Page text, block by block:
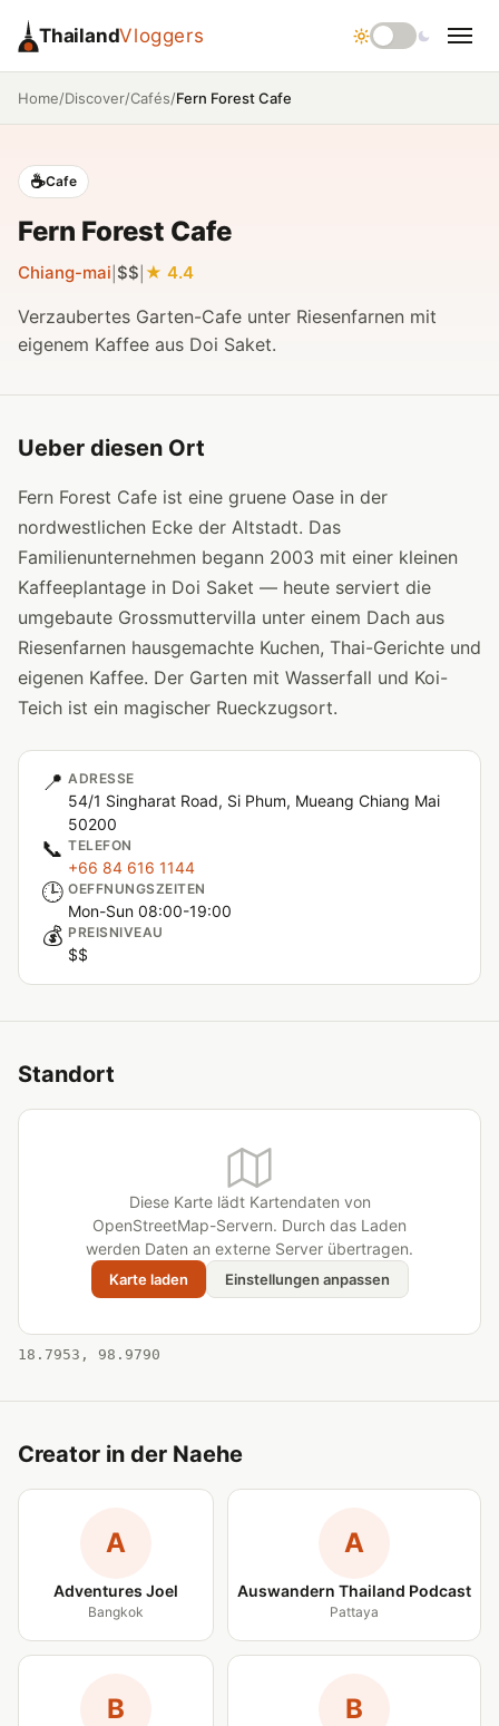
ThailandVloggers
Home/Discover/Cafés/Fern Forest Cafe
☕Cafe
Fern Forest Cafe
Chiang-mai $$ 4.4
Verzaubertes Garten-Cafe unter Riesenfarnen mit
eigenem Kaffee aus Doi Saket.
Ueber diesen Ort
Fern Forest Cafe ist eine gruene Oase in der
nordwestlichen Ecke der Altstadt. Das
Familienunternehmen begann 2003 mit einer kleinen
Kaffeeplantage in Doi Saket — heute serviert die
umgebaute Grossmuttervilla unter einem Dach aus
Riesenfarnen hausgemachte Kuchen, Thai-Gerichte und
eigenen Kaffee. Der Garten mit Wasserfall und Koi-
Teich ist ein magischer Rueckzugsort.
📍 ADRESSE
54/1 Singharat Road, Si Phum, Mueang Chiang Mai
50200
📞 TELEFON
+66 84 616 1144
🕒 OEFFNUNGSZEITEN
Mon-Sun 08:00-19:00
💰 PREISNIVEAU
$$
Standort
Diese Karte lädt Kartendaten von
OpenStreetMap-Servern. Durch das Laden
werden Daten an externe Server übertragen.
Karte laden Einstellungen anpassen
18.7953, 98.9790
Creator in der Naehe
A
Adventures Joel
Bangkok
A
Auswandern Thailand Podcast
Pattaya
B B